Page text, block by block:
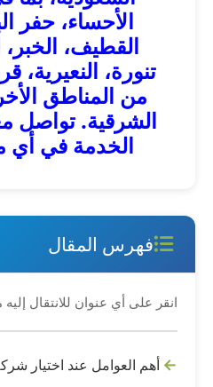
الأحساء، حفر
القطيف،
تنورة، النعيرية،
من المناطق
الشرقية.تواصل
الخدمة في أي
فهرس المقال
انقر على أي عنوان للانتقال
أهم العوامل عند اختيار